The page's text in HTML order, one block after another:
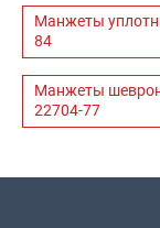
Манжеты
84
Манжеты
22704-77